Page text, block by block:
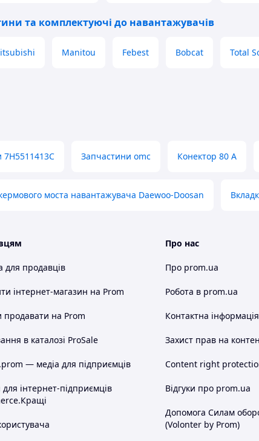
та комплектуючі до навантажувачів
Manitou Febest Bobcat Total
7H5511413C Запчастини omc Конектор 80 А
моста навантажувача Daewoo-Doosan
для продавців
інтернет-магазин на Prom
продавати на Prom
в каталозі ProSale
— медіа для підприємців
інтернет-підприємців
Про нас
Про prom.ua
Робота в prom.ua
Контактна інформація
Захист прав на
Content right
Відгуки про prom.ua
Допомога Силам
(Volonter by Prom)